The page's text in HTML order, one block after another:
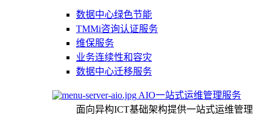
数据中心绿色节能
TMMi咨询认证服务
维保服务
业务连续性和容灾
数据中心迁移服务
AIO一站式运维管理服务
面向异构ICT基础架构提供一站式运维管理